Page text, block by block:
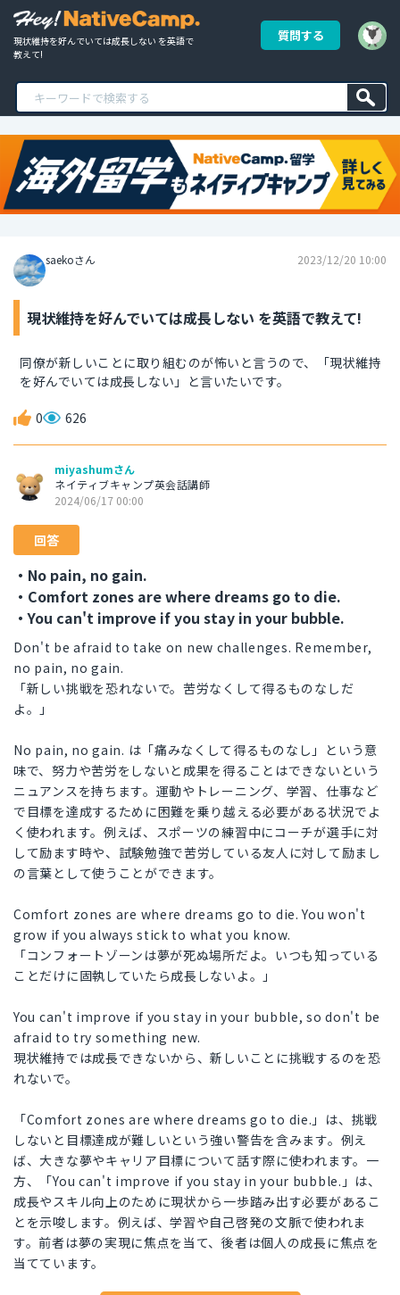
現状維持を好んでいては成長しない を英語で
教えて!
質問する
saekoさん 2023/12/20 10:00
現状維持を好んでいては成長しない を英語で教えて!
同僚が新しいことに取り組むのが怖いと言うので、「現状維持
を好んでいては成長しない」と言いたいです。
0 626
miyashumさん
ネイティブキャンプ英会話講師
2024/06/17 00:00
回答
・No pain, no gain.
・Comfort zones are where dreams go to die.
・You can't improve if you stay in your bubble.
Don't be afraid to take on new challenges. Remember,
no pain, no gain.
「新しい挑戦を恐れないで。苦労なくして得るものなしだ
よ。」
No pain, no gain. は「痛みなくして得るものなし」という意
味で、努力や苦労をしないと成果を得ることはできないという
ニュアンスを持ちます。運動やトレーニング、学習、仕事など
で目標を達成するために困難を乗り越える必要がある状況でよ
く使われます。例えば、スポーツの練習中にコーチが選手に対
して励ます時や、試験勉強で苦労している友人に対して励まし
の言葉として使うことができます。
Comfort zones are where dreams go to die. You won't
grow if you always stick to what you know.
「コンフォートゾーンは夢が死ぬ場所だよ。いつも知っている
ことだけに固執していたら成長しないよ。」
You can't improve if you stay in your bubble, so don't be
afraid to try something new.
現状維持では成長できないから、新しいことに挑戦するのを恐
れないで。
「Comfort zones are where dreams go to die.」は、挑戦
しないと目標達成が難しいという強い警告を含みます。例え
ば、大きな夢やキャリア目標について話す際に使われます。一
方、「You can't improve if you stay in your bubble.」は、
成長やスキル向上のために現状から一歩踏み出す必要があるこ
とを示唆します。例えば、学習や自己啓発の文脈で使われま
す。前者は夢の実現に焦点を当て、後者は個人の成長に焦点を
当てています。